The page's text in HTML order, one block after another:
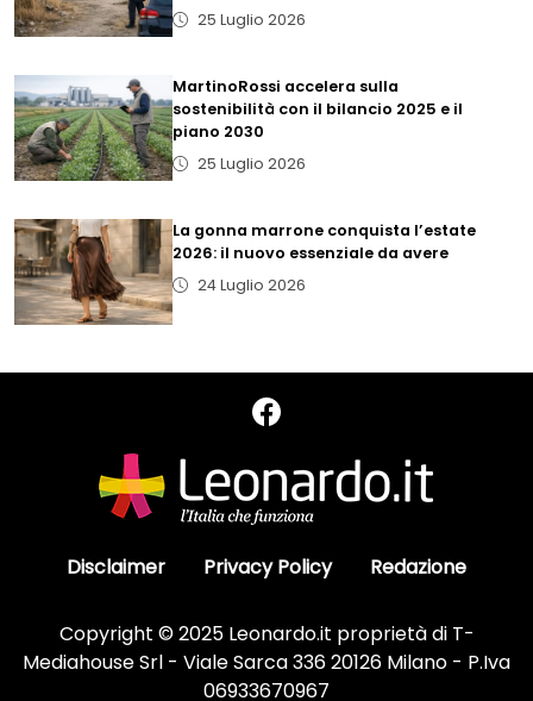
25 Luglio 2026
MartinoRossi accelera sulla
sostenibilità con il bilancio 2025 e il
piano 2030
25 Luglio 2026
La gonna marrone conquista l’estate
2026: il nuovo essenziale da avere
24 Luglio 2026
Disclaimer Privacy Policy Redazione
Copyright © 2025 Leonardo.it proprietà di T-
Mediahouse Srl - Viale Sarca 336 20126 Milano - P.Iva
06933670967